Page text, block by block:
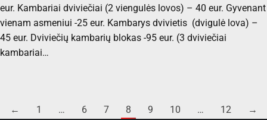
eur. Kambariai dviviečiai (2 viengulės lovos) – 40 eur. Gyvenant
vienam asmeniui -25 eur. Kambarys dvivietis (dvigulė lova) –
45 eur. Dviviečių kambarių blokas -95 eur. (3 dviviečiai
kambariai…
← 1 … 6 7 8 9 10 … 12 →